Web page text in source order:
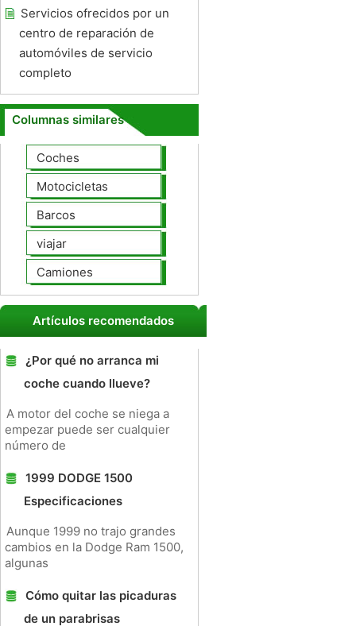
Servicios ofrecidos por un
centro de reparación de
automóviles de servicio
completo
Columnas similares
Coches
Motocicletas
Barcos
viajar
Camiones
Artículos recomendados
¿Por qué no arranca mi
coche cuando llueve?
A motor del coche se niega a
empezar puede ser cualquier
número de
1999 DODGE 1500
Especificaciones
Aunque 1999 no trajo grandes
cambios en la Dodge Ram 1500,
algunas
Cómo quitar las picaduras
de un parabrisas